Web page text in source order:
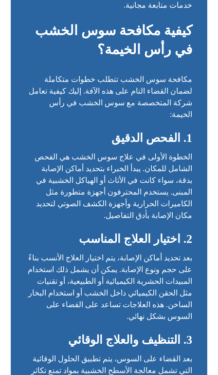
خدمات متابعة مجانية.
كيفية مكافحة سوس الخشب
في رأس الخيمة؟
مكافحة سوس الخشب تتطلب خطوات متكاملة
لضمان القضاء التام على هذه الآفة. إليك كيفية تعامل
شركة المتخصصة مع سوس الخشب في رأس
الخيمة:
1. الفحص الدقيق
الخطوة الأولى في علاج سوس الخشب هي الفحص
الشامل للمكان. يبدأ الخبراء بتحديد أماكن الإصابة
بدقة، سواء كانت في الأثاث أو الهياكل الخشبية في
المبنى. يستخدم المحترفون أجهزة متطورة مثل
الكاميرات الحرارية وأجهزة الكشف الصوتي لتحديد
مكان الإصابة بأدق التفاصيل.
2. اختيار العلاج المناسب
بعد تحديد أماكن الإصابة، يتم اختيار العلاج الأنسب بناءً
على حجم ونوع الإصابة. يمكن أن يشمل ذلك استخدام
المبيدات الحشرية الكيميائية أو الطبيعية، أو تقنيات
مثل الحقن الكيميائي داخل الخشب أو استخدام البخار
الساخن. هذه العلاجات تساعد على القضاء على
السوس بشكل نهائي.
3. التنظيف والعلاج الوقائي
بعد القضاء على السوس، يتم تطبيق الحلول الوقائية
التي تشمل معالجة الأسطح الخشبية بمواد تمنع تكاثر